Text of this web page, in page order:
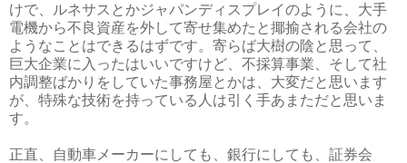
けで、ルネサスとかジャパンディスプレイのように、大手
電機から不良資産を外して寄せ集めたと揶揄される会社の
ようなことはできるはずです。寄らば大樹の陰と思って、
巨大企業に入ったはいいですけど、不採算事業、そして社
内調整ばかりをしていた事務屋とかは、大変だと思います
が、特殊な技術を持っている人は引く手あまただと思いま
す。
正直、自動車メーカーにしても、銀行にしても、証券会